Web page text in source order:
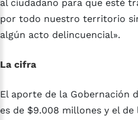
al ciudadano para que esté
por todo nuestro territorio
algún acto delincuencial».
La cifra
El aporte de la Gobernación
es de $9.008 millones y el de